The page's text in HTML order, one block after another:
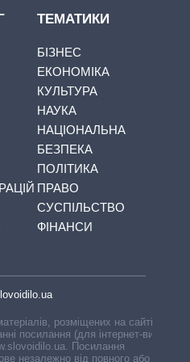
ТЕМАТИКИ
БІЗНЕС
ЕКОНОМІКА
КУЛЬТУРА
НАУКА
НАЦІОНАЛЬНА
БЕЗПЕКА
ПОЛІТИКА
ПРАВО
СУСПІЛЬСТВО
ФІНАНСИ
розміщених на сайті,
посилання (для інтернет-видань
Посилання
незалежно від повного або